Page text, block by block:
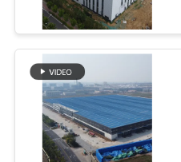
BLOG
SITEMAP
PRIVACY
POLICY